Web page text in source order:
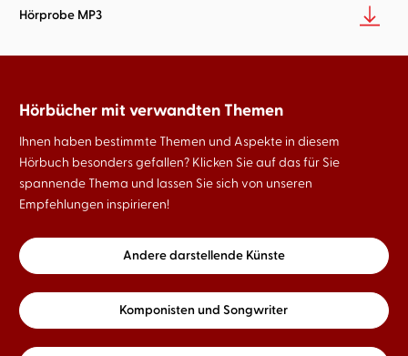
Hörprobe MP3
Hörbücher mit verwandten Themen
Ihnen haben bestimmte Themen und Aspekte in diesem
Hörbuch besonders gefallen? Klicken Sie auf das für Sie
spannende Thema und lassen Sie sich von unseren
Empfehlungen inspirieren!
Andere darstellende Künste
Komponisten und Songwriter